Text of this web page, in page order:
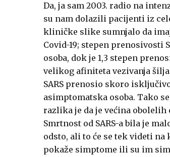
Da, ja sam 2003. radio na
su nam dolazili pacijenti iz
kliničke slike sumnjalo da
Covid-19; stepen prenosivosti
osoba, dok je 1,3 stepen
velikog afiniteta vezivanja
SARS prenosio skoro
asimptomatska osoba. Tako
razlika je da je većina
Smrtnost od SARS-a bila je
odsto, ali to će se tek videti
pokaže simptome ili su im